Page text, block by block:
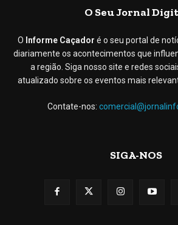
O Seu Jornal
O Informe Caçador é o seu portal de
diariamente os acontecimentos que
a região. Siga nosso site e redes
atualizado sobre os eventos mais
Contate-nos:
SIGA-NOS